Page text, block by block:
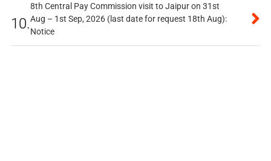
10.
8th Central Pay Commission visit to Jaipur on 31st
Aug – 1st Sep, 2026 (last date for request 18th Aug):
Notice